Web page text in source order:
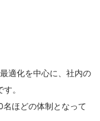
適化を中心に、社内の
。
ほどの体制となって